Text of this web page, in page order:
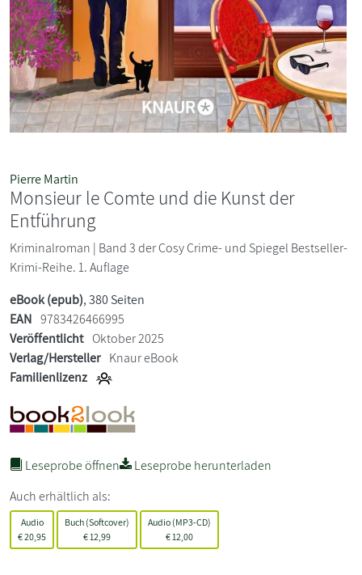
Pierre Martin
Monsieur le Comte und die Kunst der
Entführung
Kriminalroman | Band 3 der Cosy Crime- und Spiegel Bestseller-
Krimi-Reihe. 1. Auflage
eBook (epub), 380 Seiten
EAN 9783426466995
Veröffentlicht Oktober 2025
Verlag/Hersteller Knaur eBook
Familienlizenz
Leseprobe öffnen
Leseprobe herunterladen
Auch erhältlich als:
Audio
€20,95
Buch (Softcover)
€ 12,99
Audio (MP3-CD)
€ 12,00